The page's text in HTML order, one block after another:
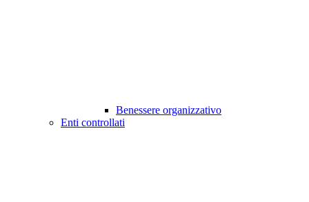
Benessere organizzativo
Enti controllati